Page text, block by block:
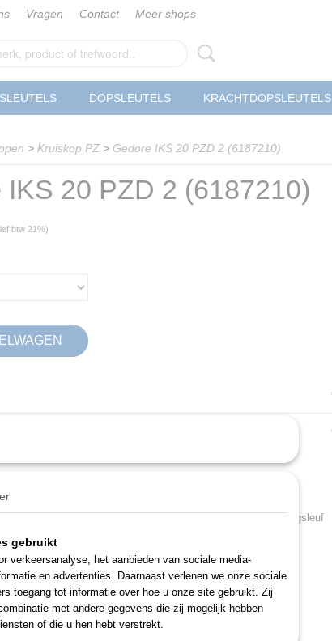
Vragen Contact Meer shops
SLEUTELS DOPSLEUTELS KRACHTDOPSLEUTELS
> Kruiskop PZ > Gedore IKS 20 PZD 2 (6187210)
IKS 20 PZD 2 (6187210)
btw 21%)
volgens DIN 3120 - C 6,3, ISO 1174, met kogelvangsleuf
rand gekarteld
vanadium speciaalstaal, mangaan-gefosfateerd
ISO 8764-1 PZ
gebruikt
verkeersanalyse, het aanbieden van sociale media-
en advertenties. Daarnaast verlenen we onze sociale
toegang tot informatie over hoe u onze site gebruikt. Zij
met andere gegevens die zij mogelijk hebben
of die u hen hebt verstrekt.